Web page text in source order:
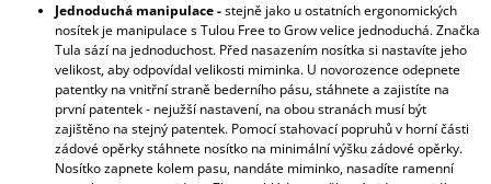
Jednoduchá manipulace -stejně jako u ostatních ergonomických
nosítek je manipulace s Tulou Free to Grow velice jednoduchá. Značka
Tula sází na jednoduchost. Před nasazením nosítka si nastavíte jeho
velikost, aby odpovídal velikosti miminka. U novorozence odepnete
patentky na vnitřní straně bederního pásu, stáhnete a zajistíte na
první patentek - nejužší nastavení, na obou stranách musí být
zajištěno na stejný patentek. Pomocí stahovací popruhů v horní části
zádové opěrky stáhnete nosítko na minimální výšku zádové opěrky.
Nosítko zapnete kolem pasu, nandáte miminko, nasadíte ramenní